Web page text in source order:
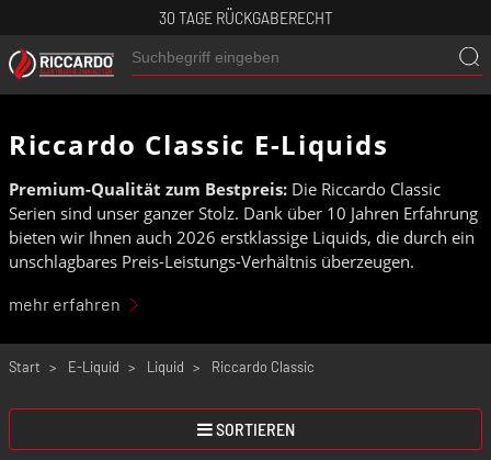
30 TAGE RÜCKGABERECHT
Riccardo Classic E-Liquids
Premium-Qualität zum Bestpreis: Die Riccardo Classic
Serien sind unser ganzer Stolz. Dank über 10 Jahren Erfahrung
bieten wir Ihnen auch 2026 erstklassige Liquids, die durch ein
unschlagbares Preis-Leistungs-Verhältnis überzeugen.
Entdecken Sie intensiv fruchtige Sorten und süße Highlights
vom Hersteller und dampfen Sie dauerhaft günstig, ohne auf
Geschmack zu verzichten.
mehr erfahren
Start E-Liquid Liquid Riccardo Classic
SORTIEREN